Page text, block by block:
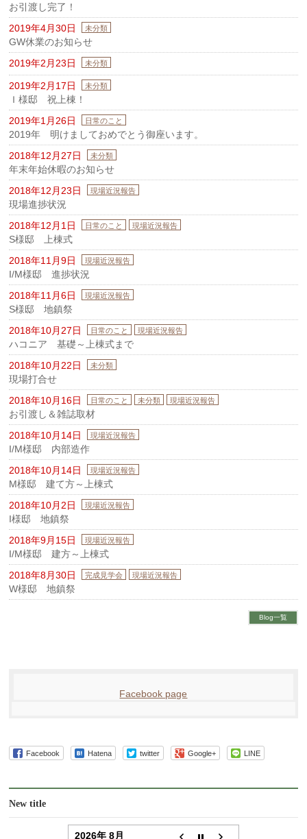
お引渡し完了！
2019年4月30日
未分類
GW休業のお知らせ
2019年2月23日
未分類
2019年2月17日 未分類
Ｉ様邸 祝上棟！
2019年1月26日
日常のこと
2019年 明けましておめでとう御座います。
2018年12月27日
未分類
年末年始休暇のお知らせ
2018年12月23日
現場近況報告
現場進捗状況
2018年12月1日
日常のこと 現場近況報告
S様邸 上棟式
2018年11月9日
現場近況報告
I/M様邸 進捗状況
2018年11月6日
現場近況報告
S様邸 地鎮祭
2018年10月27日
日常のこと 現場近況報告
ハコニア 基礎～上棟式まで
2018年10月22日
未分類
現場打合せ
2018年10月16日
日常のこと 未分類 現場近況報告
お引渡し＆雑誌取材
2018年10月14日
現場近況報告
I/M様邸 内部造作
2018年10月14日
現場近況報告
M様邸 建て方～上棟式
2018年10月2日
現場近況報告
I様邸 地鎮祭
2018年9月15日
現場近況報告
I/M様邸 建方～上棟式
2018年8月30日
完成見学会 現場近況報告
W様邸 地鎮祭
Blog一覧
Facebook page
Facebook Hatena twitter Google+ LINE
New title
2026年 8月